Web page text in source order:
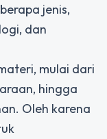
jenis,
dan
mulai dari
hingga
Oleh karena